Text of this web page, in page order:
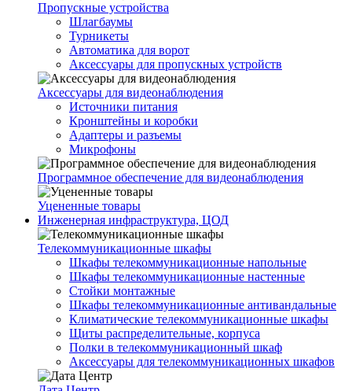
Пропускные устройства
Шлагбаумы
Турникеты
Автоматика для ворот
Аксессуары для пропускных устройств
Аксессуары для видеонаблюдения
Источники питания
Кронштейны и коробки
Адаптеры и разъемы
Микрофоны
Программное обеспечение для видеонаблюдения
Уцененные товары
Инженерная инфраструктура, ЦОД
Телекоммуникационные шкафы
Шкафы телекоммуникационные напольные
Шкафы телекоммуникационные настенные
Стойки монтажные
Шкафы телекоммуникационные антивандальные
Климатические телекоммуникационные шкафы
Щиты распределительные, корпуса
Полки в телекоммуникационный шкаф
Аксессуары для телекоммуникационных шкафов